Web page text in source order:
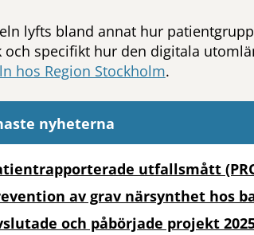
lyfts bland annat hur
och specifikt hur den digitala
hos Region Stockholm.
nyheterna
utfallsmått
av grav närsynthet hos
och påbörjade projekt